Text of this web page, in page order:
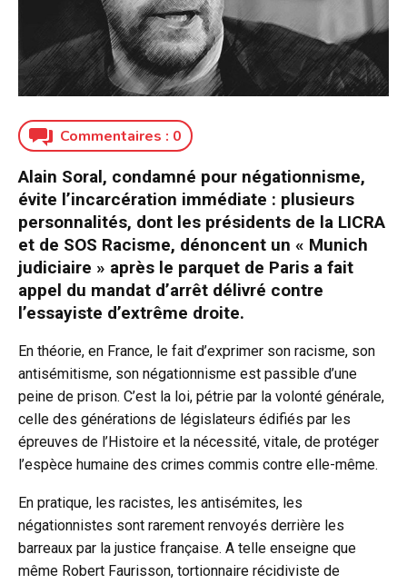
Commentaires : 0
Alain Soral, condamné pour négationnisme,
évite l’incarcération immédiate : plusieurs
personnalités, dont les présidents de la LICRA
et de SOS Racisme, dénoncent un « Munich
judiciaire » après le parquet de Paris a fait
appel du mandat d’arrêt délivré contre
l’essayiste d’extrême droite.
En théorie, en France, le fait d’exprimer son racisme, son
antisémitisme, son négationnisme est passible d’une
peine de prison. C’est la loi, pétrie par la volonté générale,
celle des générations de législateurs édifiés par les
épreuves de l’Histoire et la nécessité, vitale, de protéger
l’espèce humaine des crimes commis contre elle-même.
En pratique, les racistes, les antisémites, les
négationnistes sont rarement renvoyés derrière les
barreaux par la justice française. A telle enseigne que
même Robert Faurisson, tortionnaire récidiviste de